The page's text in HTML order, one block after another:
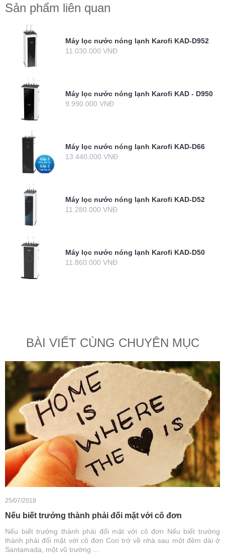
Sản phẩm liên quan
Máy lọc nước nóng lạnh Karofi KAD-D952
11.030.000 VNĐ
Máy lọc nước nóng lạnh Karofi KAD - D950
9.990.000 VNĐ
Máy lọc nước nóng lạnh Karofi KAD-D66
13.440.000 VNĐ
Máy lọc nước nóng lạnh Karofi KAD-D52
11.280.000 VNĐ
Máy lọc nước nóng lạnh Karofi KAD-D50
11.860.000 VNĐ
BÀI VIẾT CÙNG CHUYÊN MỤC
25/07/2018
Nếu biết trưởng thành phải đối mặt với cô đơn
Nếu biết trưởng thành phải đối mặt với cô đơn Nếu biết trưởng
thành phải đối mặt với cô đơn Con trở về nhà sau một đêm dài ở
Santamada, một vũ trường ...